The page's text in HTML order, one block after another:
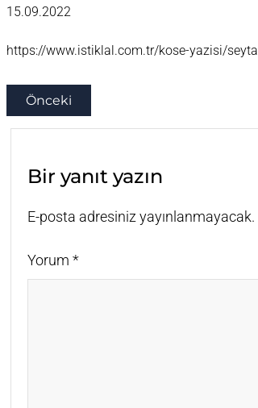
15.09.2022
https://www.istiklal.com.tr/kose-yazisi/
Önceki
Bir yanıt yazın
E-posta adresiniz yayınlanmayacak.
Yorum *